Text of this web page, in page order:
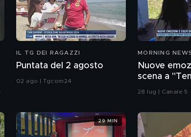
IL TG DEI RAGAZZI
Puntata del 2 agosto
02 ago | Tgcom24
MORNING
Nuove
scena a
Island"
28 lug | Canale 5
29 MIN